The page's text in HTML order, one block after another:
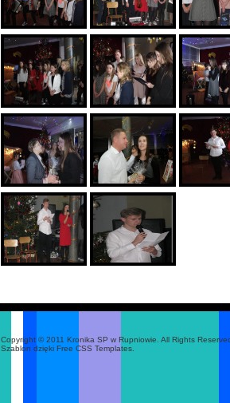
Copyright © 2011 Kronika SP w Rupniowie. All Rights
Szablon dzięki Free CSS Templates.